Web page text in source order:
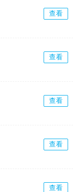
查看
查看
查看
查看
查看